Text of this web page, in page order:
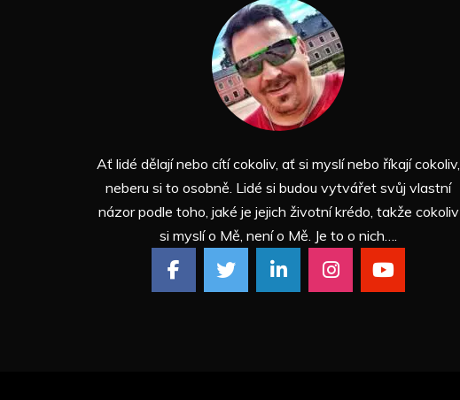
Ať lidé dělají nebo cítí cokoliv, ať si myslí nebo říkají cokoliv,
neberu si to osobně. Lidé si budou vytvářet svůj vlastní
názor podle toho, jaké je jejich životní krédo, takže cokoliv
si myslí o Mě, není o Mě. Je to o nich….